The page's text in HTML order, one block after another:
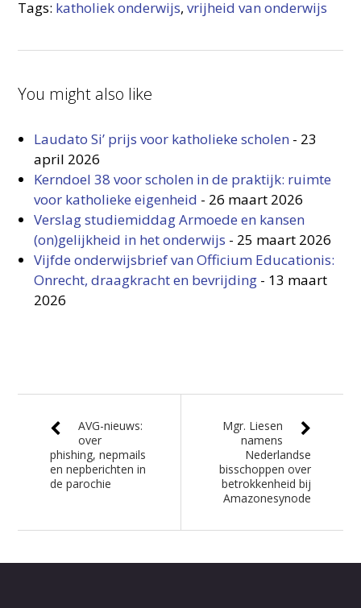
Tags: katholiek onderwijs,vrijheid van onderwijs
You might also like
Laudato Si’ prijs voor katholieke scholen - 23
april 2026
Kerndoel 38 voor scholen in de praktijk: ruimte
voor katholieke eigenheid - 26 maart 2026
Verslag studiemiddag Armoede en kansen
(on)gelijkheid in het onderwijs - 25 maart 2026
Vijfde onderwijsbrief van Officium Educationis:
Onrecht, draagkracht en bevrijding - 13 maart
2026
AVG-nieuws:
over
phishing, nepmails
en nepberichten in
de parochie
Mgr. Liesen
namens
Nederlandse
bisschoppen over
betrokkenheid bij
Amazonesynode